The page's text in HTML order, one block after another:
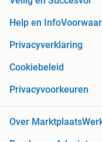
Help en Info
Privacyverklaring
Cookiebeleid
Privacyvoorkeuren
Over Marktplaats